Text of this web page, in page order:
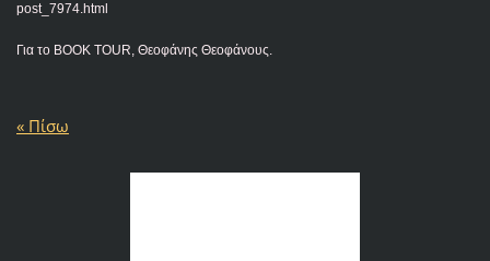
post_7974.html
Για το BOOK TOUR, Θεοφάνης Θεοφάνους.
« Πίσω